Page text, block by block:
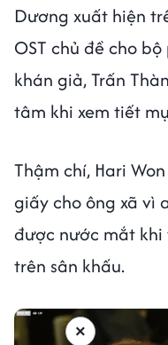
Dương xuất hiện
OST chủ đề cho
khán giả, Trấn
tâm khi xem tiết
Thậm chí, Hari
giấy cho ông xã vì
được nước mắt
trên sân khấu.
×